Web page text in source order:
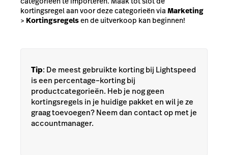
kortingsregel aan voor deze categorieën via Marketing
> Kortingsregelsen de uitverkoop kan beginnen!
Tip: De meest gebruikte korting bij Lightspeed
is een percentage–korting bij
productcategorieën. Heb je nog geen
kortingsregels in je huidige pakket en wil je ze
graag toevoegen? Neem dan contact op met je
accountmanager.